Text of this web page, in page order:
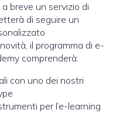
breve un servizio di
di seguire un
il programma di e-
comprenderà:
con uno dei nostri
per l’e-learning